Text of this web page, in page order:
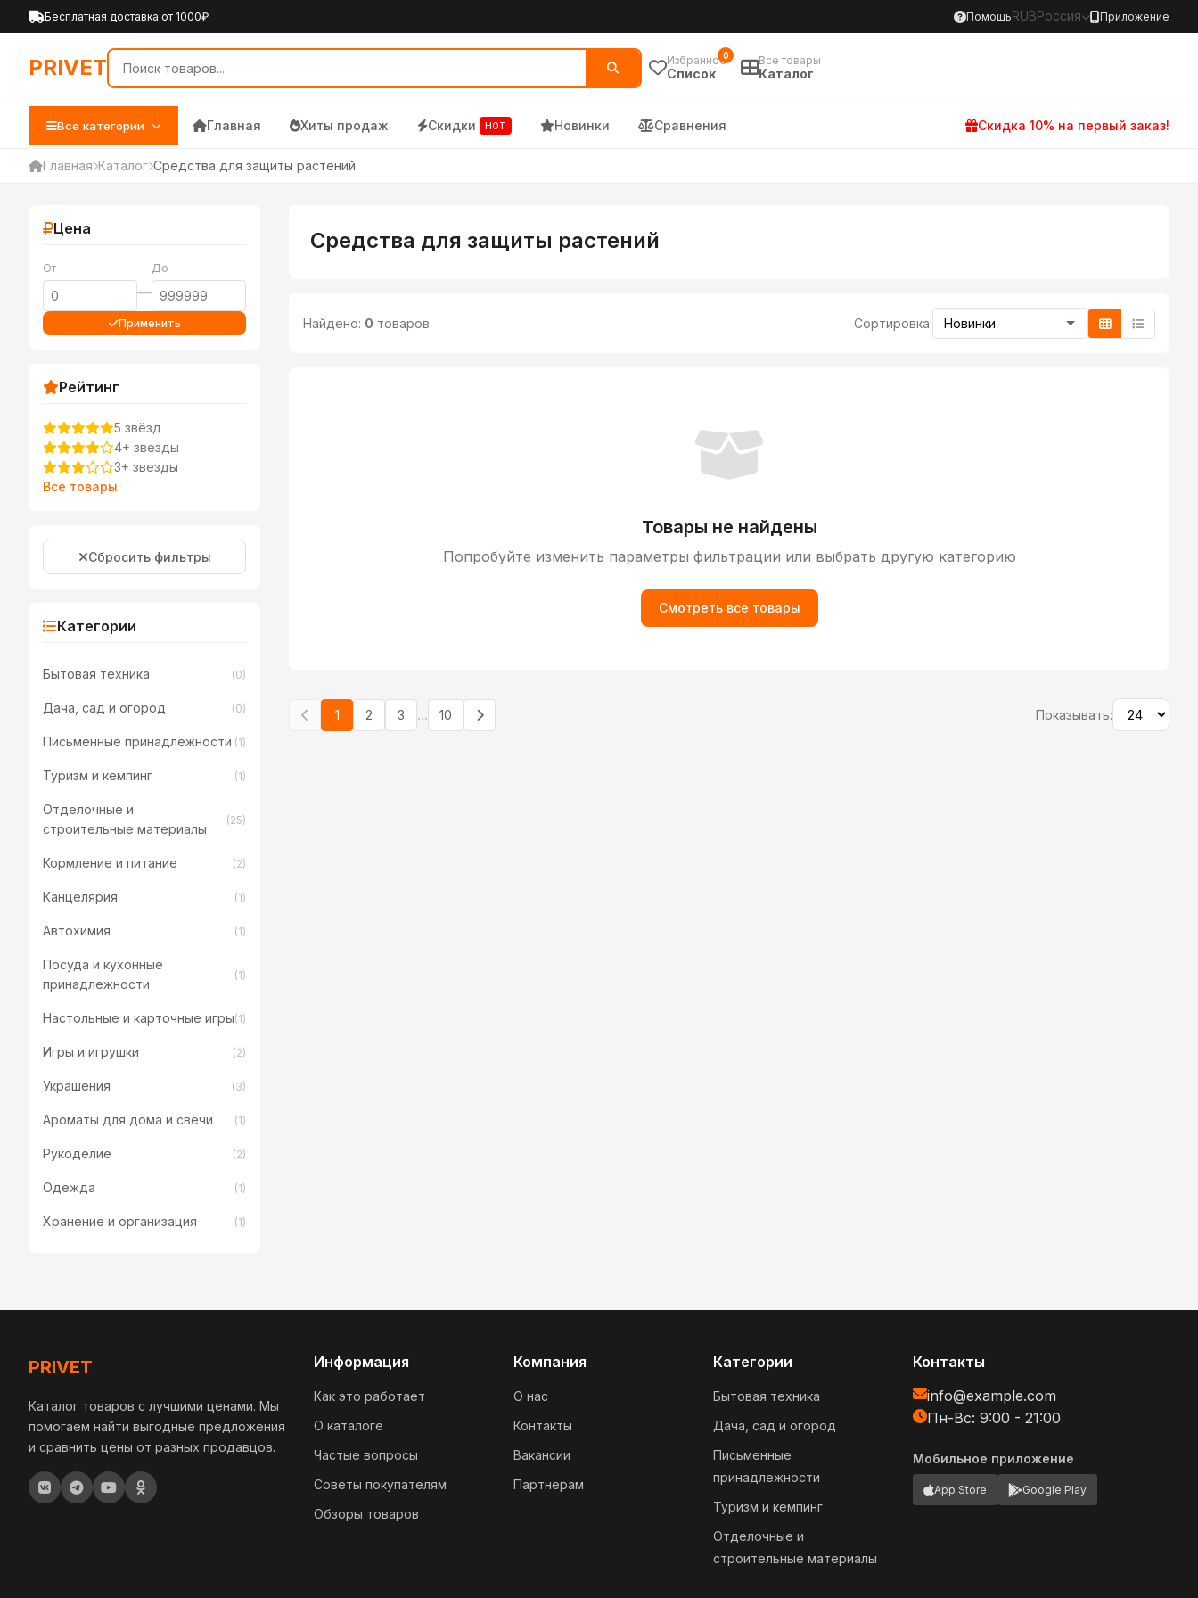
PRIVET — Каталог товаров по низким ценам
Бесплатная доставка от 1000₽ Помощь RUBРоссия Приложение
PRIVET 0
Избранное
Список
Все товары
Каталог
Все категории Главная Хиты продаж Скидки HOT Новинки Сравнения Скидка 10% на первый заказ!
Главная Каталог Средства для защиты растений
Цена
От
—
До
Применить
Рейтинг
5 звёзд
4+ звезды
3+ звезды
Все товары
Сбросить фильтры
Категории
Бытовая техника (0)
Дача, сад и огород (0)
Письменные принадлежности (1)
Туризм и кемпинг (1)
Отделочные и
строительные материалы
(25)
Кормление и питание (2)
Канцелярия (1)
Автохимия (1)
Посуда и кухонные
принадлежности
(1)
Настольные и карточные игры(1)
Игры и игрушки (2)
Украшения (3)
Ароматы для дома и свечи (1)
Рукоделие (2)
Одежда (1)
Хранение и организация (1)
Средства для защиты растений
Найдено: 0 товаров Сортировка:
Товары не найдены
Попробуйте изменить параметры фильтрации или выбрать другую категорию
Смотреть все товары
1 2 3 ... 10 Показывать:
PRIVET
Каталог товаров с лучшими ценами. Мы
помогаем найти выгодные предложения
и сравнить цены от разных продавцов.
Информация
Как это работает
О каталоге
Частые вопросы
Советы покупателям
Обзоры товаров
Компания
О нас
Контакты
Вакансии
Партнерам
Категории
Бытовая техника
Дача, сад и огород
Письменные
принадлежности
Туризм и кемпинг
Отделочные и
строительные материалы
Контакты
info@example.com
Пн-Вс: 9:00 - 21:00
Мобильное приложение
App Store Google Play